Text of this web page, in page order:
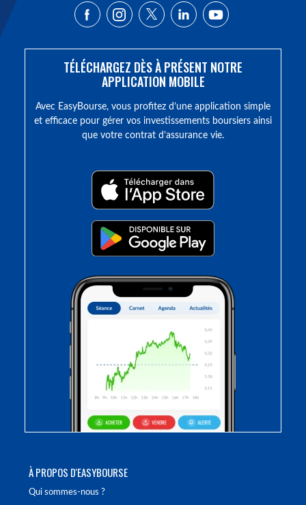
À PROPOS D'EASYBOURSE
Qui sommes-nous ?
TÉLÉCHARGEZ DÈS À PRÉSENT NOTRE
APPLICATION MOBILE
Avec EasyBourse, vous profitez d’une application simple
et efficace pour gérer vos investissements boursiers ainsi
que votre contrat d’assurance vie.